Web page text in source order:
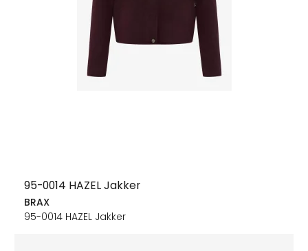
95-0014 HAZEL Jakker
BRAX
95-0014 HAZEL Jakker